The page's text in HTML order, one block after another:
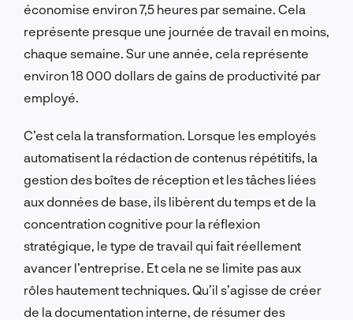
économise environ 7,5 heures par semaine. Cela
représente presque une journée de travail en moins,
chaque semaine. Sur une année, cela représente
environ 18 000 dollars de gains de productivité par
employé.
C’est cela la transformation. Lorsque les employés
automatisent la rédaction de contenus répétitifs, la
gestion des boîtes de réception et les tâches liées
aux données de base, ils libèrent du temps et de la
concentration cognitive pour la réflexion
stratégique, le type de travail qui fait réellement
avancer l’entreprise. Et cela ne se limite pas aux
rôles hautement techniques. Qu’il s’agisse de créer
de la documentation interne, de résumer des